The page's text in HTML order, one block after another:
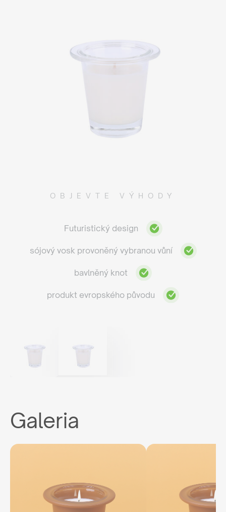
OBJEVTE VÝHODY
Futuristický design
sójový vosk provoněný vybranou vůní
bavlněný knot
produkt evropského původu
Galeria